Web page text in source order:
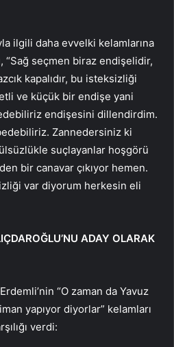
ilgili daha evvelki kelamlarına
“Sağ seçmen biraz endişelidir,
kapalıdır, bu isteksizliği
ve küçük bir endişe yani
endişesini dillendirdim.
Zannedersiniz ki
suçlayanlar hoşgörü
bir canavar çıkıyor hemen.
var diyorum herkesin eli
ADAY OLARAK
“O zaman da Yavuz
yapıyor diyorlar” kelamları
verdi: